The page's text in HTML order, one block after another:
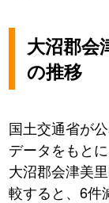
大沼郡会
の推移
国土交通省が
データをもと
大沼郡会津美
較すると、6件